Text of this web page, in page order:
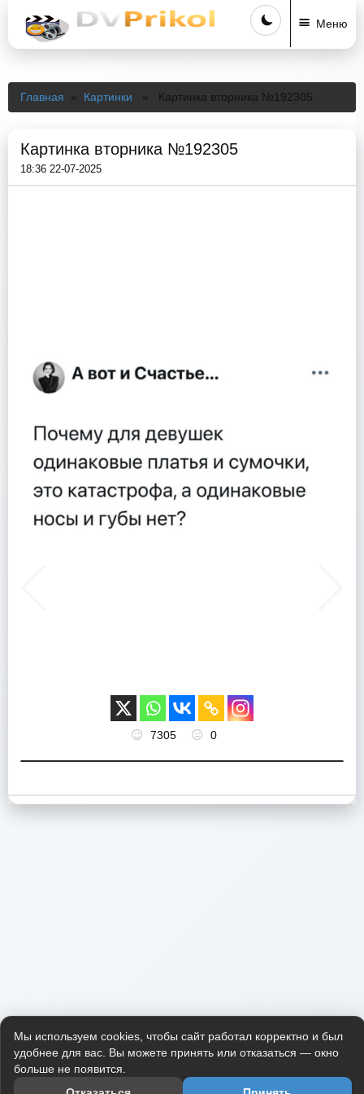
Меню
Главная » Картинки » Картинка вторника №192305
Картинка вторника №192305
18:36 22-07-2025
7305 0
Мы используем cookies, чтобы сайт работал корректно и был
удобнее для вас. Вы можете принять или отказаться — окно
больше не появится.